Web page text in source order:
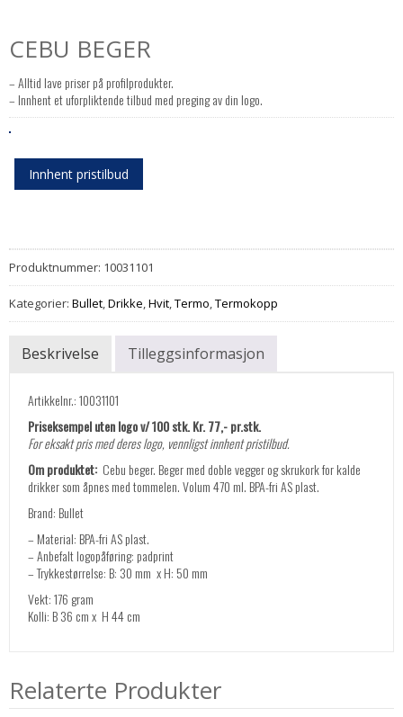
CEBU BEGER
– Alltid lave priser på profilprodukter.
– Innhent et uforpliktende tilbud med preging av din logo.
Innhent pristilbud
Produktnummer: 10031101
Kategorier: Bullet,Drikke,Hvit,Termo,Termokopp
Beskrivelse Tilleggsinformasjon
Artikkelnr.: 10031101
Priseksempel uten logo v/ 100 stk. Kr. 77,- pr.stk.
For eksakt pris med deres logo, vennligst innhent pristilbud.
Om produktet: Cebu beger. Beger med doble vegger og skrukork for kalde
drikker som åpnes med tommelen. Volum 470 ml. BPA-fri AS plast.
Brand: Bullet
– Material: BPA-fri AS plast.
– Anbefalt logopåføring: padprint
– Trykkestørrelse: B: 30 mm x H: 50 mm
Vekt: 176 gram
Kolli: B 36 cm x H 44 cm
Relaterte Produkter